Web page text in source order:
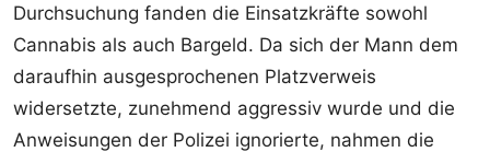
Durchsuchung fanden die Einsatzkräfte sowohl
Cannabis als auch Bargeld. Da sich der Mann dem
daraufhin ausgesprochenen Platzverweis
widersetzte, zunehmend aggressiv wurde und die
Anweisungen der Polizei ignorierte, nahmen die